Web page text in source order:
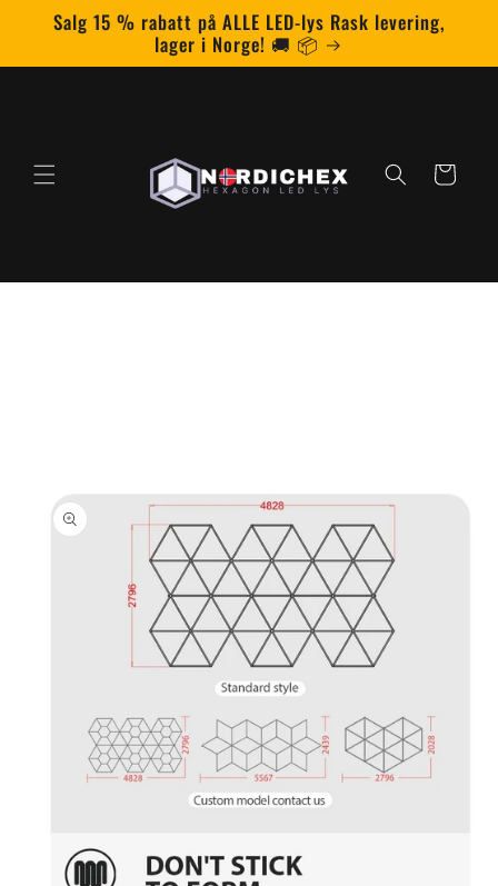
the
videre til
Salg 15 % rabatt på ALLE LED-lys Rask levering,
lager i Norge! 🚚 📦
Handlekurv